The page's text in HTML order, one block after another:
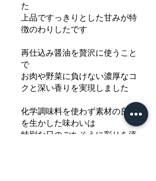
た
上品ですっきりとした甘みが特
徴のわりしたです
再仕込み醤油を贅沢に使うこと
で
お肉や野菜に負けない濃厚なコ
クと深い香りを実現しました
化学調味料を使わず素材の良さ
を生かした味わいは
特別な日のごちそうに彩りを添